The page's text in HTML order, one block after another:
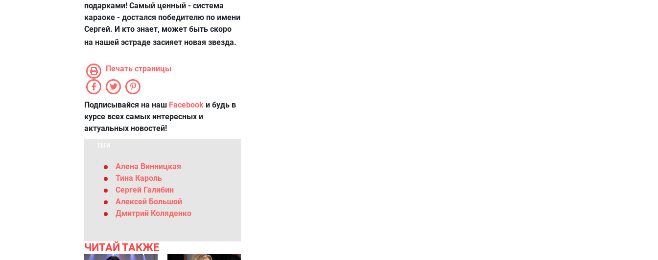
подарками! Самый ценный - система
караоке - достался победителю по имени
Сергей. И кто знает, может быть скоро
на нашей эстраде засияет новая звезда.
Печать страницы
Подписывайся на наш Facebook и будь в
курсе всех самых интересных и
актуальных новостей!
ТЕГИ
Алена Винницкая
Тина Кароль
Сергей Галибин
Алексей Большой
Дмитрий Коляденко
ЧИТАЙ ТАКЖЕ